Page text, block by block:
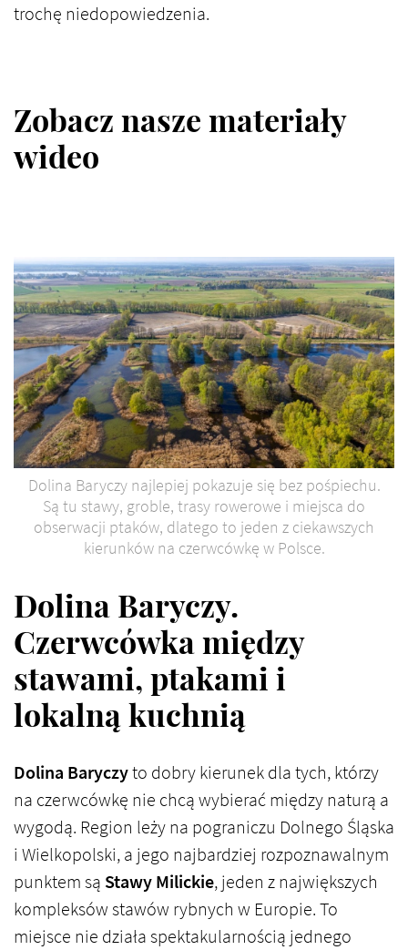
trochę niedopowiedzenia.
Zobacz nasze materiały
wideo
Dolina Baryczy najlepiej pokazuje się bez pośpiechu.
Są tu stawy, groble, trasy rowerowe i miejsca do
obserwacji ptaków, dlatego to jeden z ciekawszych
kierunków na czerwcówkę w Polsce.
Dolina Baryczy.
Czerwcówka między
stawami, ptakami i
lokalną kuchnią
Dolina Baryczyto dobry kierunek dla tych, którzy
na czerwcówkę nie chcą wybierać między naturą a
wygodą. Region leży na pograniczu Dolnego Śląska
i Wielkopolski, a jego najbardziej rozpoznawalnym
punktem są Stawy Milickie, jeden z największych
kompleksów stawów rybnych w Europie. To
miejsce nie działa spektakularnością jednego